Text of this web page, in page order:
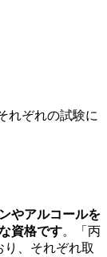
れぞれの試験に
やアルコールを
資格です。「丙
、それぞれ取